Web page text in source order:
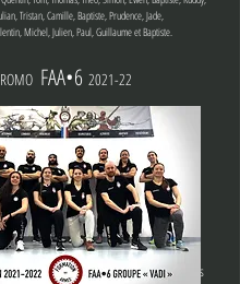
Tristan, Camille, Baptiste, Prudence, Jade,
Michel, Julien, Paul, Guillaume et Baptiste.
Benjamin, Pierre, Robin, Matt, Gaëtan, Thomas
FAA•6 2021-22